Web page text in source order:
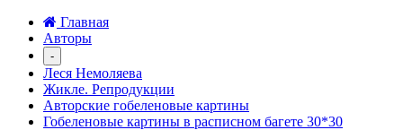
Главная
Авторы
-
Леся Немоляева
Жикле. Репродукции
Авторские гобеленовые картины
Гобеленовые картины в расписном багете 30*30